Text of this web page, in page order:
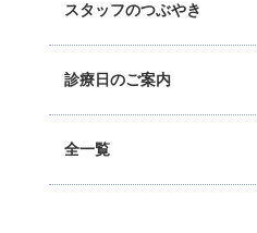
スタッフのつぶやき
診療日のご案内
全一覧